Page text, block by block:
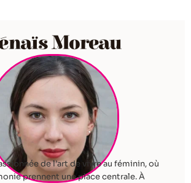
Moreau
de l’art de vivre au féminin, où
prennent une place centrale. À